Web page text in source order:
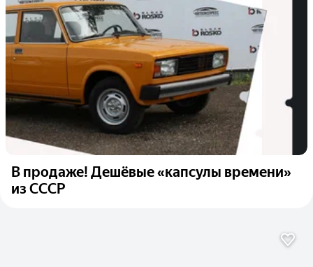
В продаже! Дешёвые «капсулы времени»
из СССР